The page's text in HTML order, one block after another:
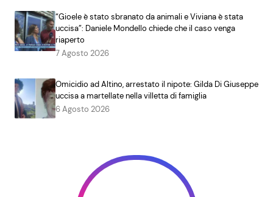
“Gioele è stato sbranato da animali e Viviana è stata
uccisa”: Daniele Mondello chiede che il caso venga
riaperto
7 Agosto 2026
Omicidio ad Altino, arrestato il nipote: Gilda Di Giuseppe
uccisa a martellate nella villetta di famiglia
6 Agosto 2026